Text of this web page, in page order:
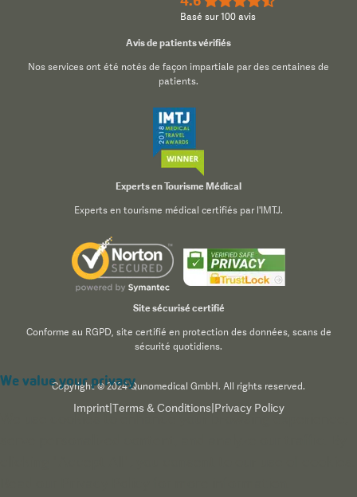
Basé sur 100 avis
Avis de patients vérifiés
Nos services ont été notés de façon impartiale par des centaines de
patients.
Experts en Tourisme Médical
Experts en tourisme médical certifiés par l'IMTJ.
Site sécurisé certifié
Conforme au RGPD, site certifié en protection des données, scans de
sécurité quotidiens.
Copyright © 2024 Qunomedical GmbH. All rights reserved.
Imprint| Terms & Conditions Privacy Policy
We value your privacy
We use cookies to enhance your browsing experience,